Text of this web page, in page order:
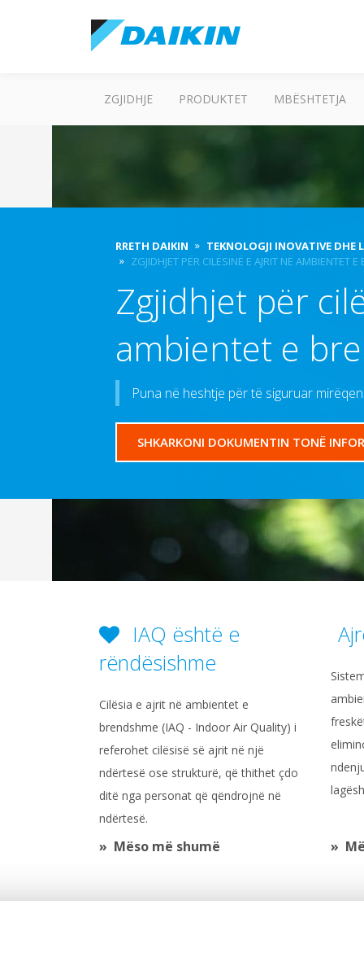
ZGJIDHJE PRODUKTET MBËSHTETJA
RRETH DAIKIN
TEKNOLOGJI INOVATIVE DHE
ZGJIDHJET PËR CILËSINË E AJRIT NË AMBIENTET
Zgjidhjet për
ambientet e
Puna në heshtje për të siguruar
SHKARKONI DOKUMENTIN TONË
IAQ është e
rëndësishme
Cilësia e ajrit në ambientet e
brendshme (IAQ - Indoor Air Quality) i
referohet cilësisë së ajrit në një
ndërtesë ose strukturë, që thithet çdo
ditë nga personat që qëndrojnë në
ndërtesë.
Mëso më shumë